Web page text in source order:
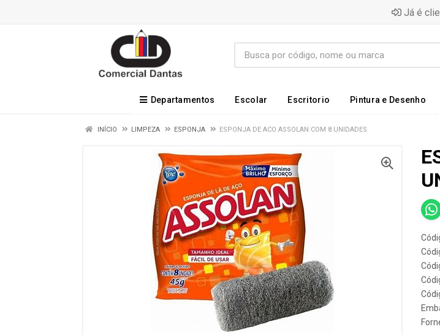
Já é
Departamentos Escolar Escritorio Pintura e Desenho
INÍCIO LIMPEZA ESPONJA ESPONJA DE ACO ASSOLAN COM 8 UNIDADES